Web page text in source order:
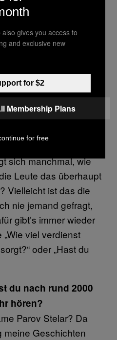
ich hab um
ich glaub, da
einmal dabei
dazu sagen muss,
früher besoffen war,
gar nicht mehr
ist, von außen hin
selber
was da
sich manchmal, wie
Leute das überhaupt
Vielleicht ist das die
nie jemand gefragt,
gibt’s immer wieder
viel verdienst
oder „Hast du
du nach rund 2000
hören?
Parov Stelar? Da
meine Geschichten
gives you access to
and exclusive new
for $2
Membership Plans
for free